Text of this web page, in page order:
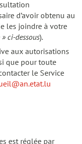
d’avoir obtenu au
les joindre à votre
ci-dessous).
aux autorisations
que pour toute
le Service
est réglée par